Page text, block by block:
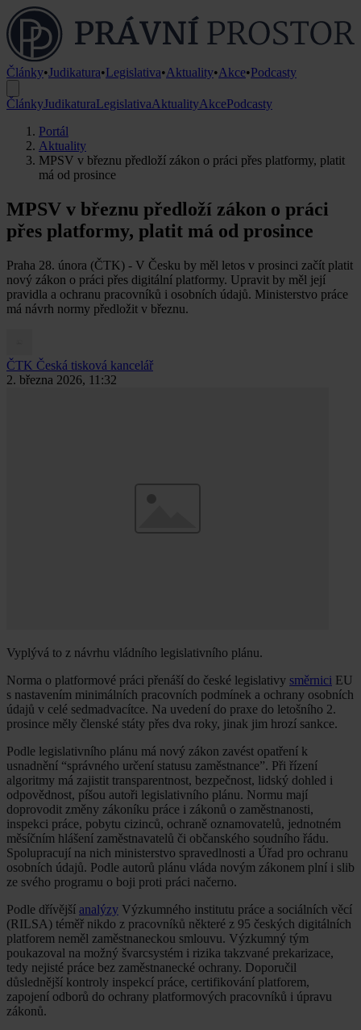
Články•Judikatura•Legislativa•Aktuality•Akce•Podcasty
ČlánkyJudikaturaLegislativaAktualityAkcePodcasty
Portál
Aktuality
MPSV v březnu předloží zákon o práci přes platformy, platit
má od prosince
MPSV v březnu předloží zákon o práci
přes platformy, platit má od prosince
Praha 28. února (ČTK) - V Česku by měl letos v prosinci začít platit
nový zákon o práci přes digitální platformy. Upravit by měl její
pravidla a ochranu pracovníků i osobních údajů. Ministerstvo práce
má návrh normy předložit v březnu.
ČTK Česká tisková kancelář
2. března 2026, 11:32
Vyplývá to z návrhu vládního legislativního plánu.
Norma o platformové práci přenáší do české legislativy směrnici EU
s nastavením minimálních pracovních podmínek a ochrany osobních
údajů v celé sedmadvacítce. Na uvedení do praxe do letošního 2.
prosince měly členské státy přes dva roky, jinak jim hrozí sankce.
Podle legislativního plánu má nový zákon zavést opatření k
usnadnění “správného určení statusu zaměstnance”. Při řízení
algoritmy má zajistit transparentnost, bezpečnost, lidský dohled i
odpovědnost, píšou autoři legislativního plánu. Normu mají
doprovodit změny zákoníku práce i zákonů o zaměstnanosti,
inspekci práce, pobytu cizinců, ochraně oznamovatelů, jednotném
měsíčním hlášení zaměstnavatelů či občanského soudního řádu.
Spolupracují na nich ministerstvo spravedlnosti a Úřad pro ochranu
osobních údajů. Podle autorů plánu vláda novým zákonem plní i slib
ze svého programu o boji proti práci načerno.
Podle dřívější analýzy Výzkumného institutu práce a sociálních věcí
(RILSA) téměř nikdo z pracovníků některé z 95 českých digitálních
platforem neměl zaměstnaneckou smlouvu. Výzkumný tým
poukazoval na možný švarcsystém i rizika takzvané prekarizace,
tedy nejisté práce bez zaměstnanecké ochrany. Doporučil
důslednější kontroly inspekcí práce, certifikování platforem,
zapojení odborů do ochrany platformových pracovníků i úpravu
zákonů.